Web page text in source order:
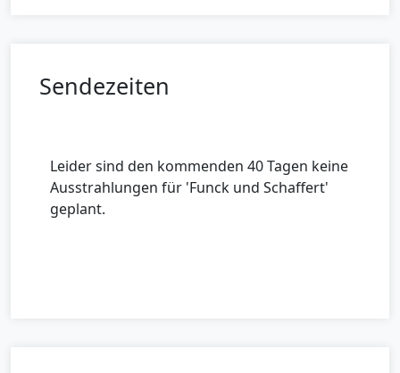
Sendezeiten
Leider sind den kommenden 40 Tagen keine
Ausstrahlungen für 'Funck und Schaffert'
geplant.